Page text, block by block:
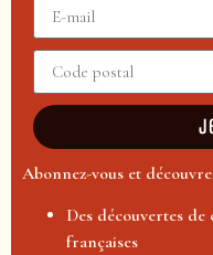
Abonnez-vous et
Des découvertes de
françaises